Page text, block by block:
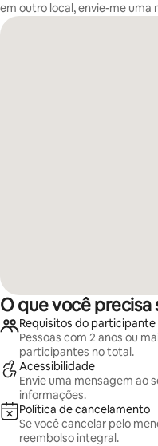
em outro local, envie-me uma
O que você precisa
Requisitos do participante
Pessoas com 2 anos ou
participantes no total.
Acessibilidade
Envie uma mensagem ao
informações.
Política de cancelamento
Se você cancelar pelo
reembolso integral.